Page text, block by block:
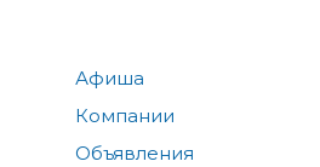
Афиша
Компании
Объявления